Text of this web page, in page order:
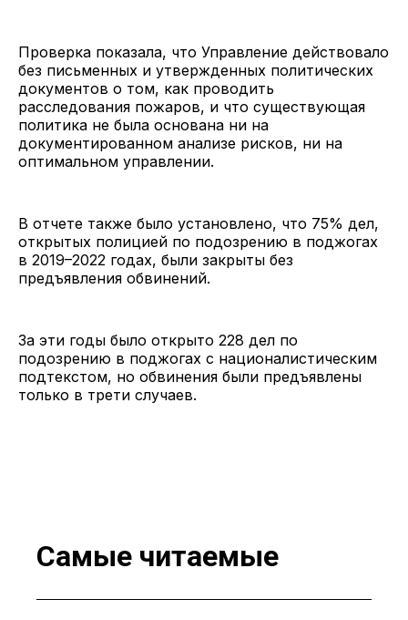
Проверка показала, что Управление действовало
без письменных и утвержденных политических
документов о том, как проводить
расследования пожаров, и что существующая
политика не была основана ни на
документированном анализе рисков, ни на
оптимальном управлении.
В отчете также было установлено, что 75% дел,
открытых полицией по подозрению в поджогах
в 2019–2022 годах, были закрыты без
предъявления обвинений.
За эти годы было открыто 228 дел по
подозрению в поджогах с националистическим
подтекстом, но обвинения были предъявлены
только в трети случаев.
Самые читаемые